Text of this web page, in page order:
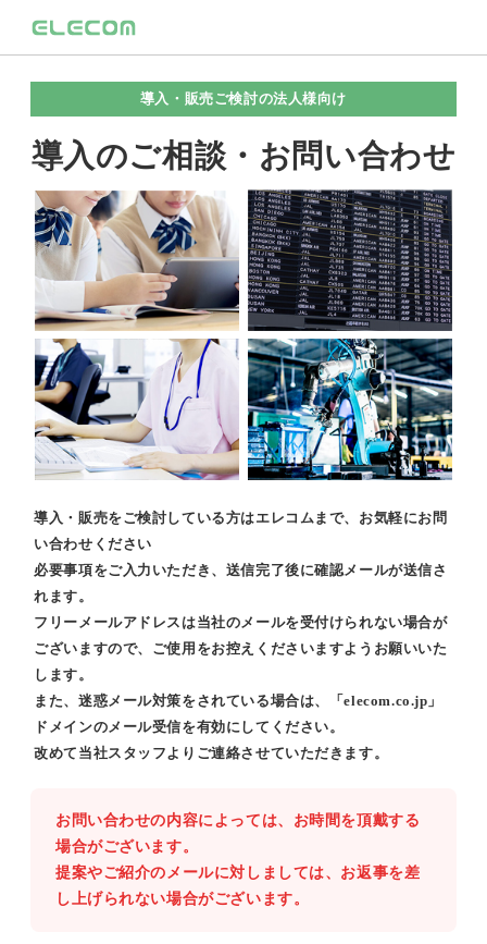
導入・販売ご検討の法人様向け
導入のご相談・お問い合わせ
導入・販売をご検討している方はエレコムまで、お気軽にお問
い合わせください
必要事項をご入力いただき、送信完了後に確認メールが送信さ
れます。
フリーメールアドレスは当社のメールを受付けられない場合が
ございますので、ご使用をお控えくださいますようお願いいた
します。
また、迷惑メール対策をされている場合は、「elecom.co.jp」
ドメインのメール受信を有効にしてください。
改めて当社スタッフよりご連絡させていただきます。
お問い合わせの内容によっては、お時間を頂戴する
場合がございます。
提案やご紹介のメールに対しましては、お返事を差
し上げられない場合がございます。